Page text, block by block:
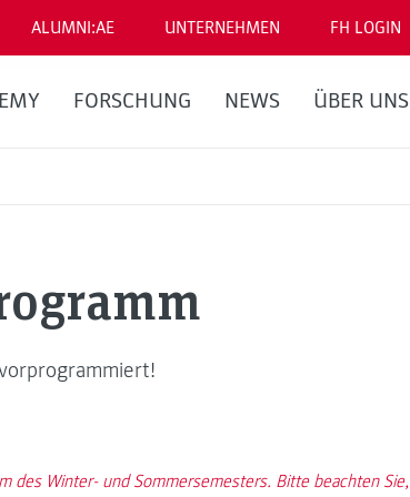
ALUMNI:AE UNTERNEHMEN FH LOGIN
FORSCHUNG NEWS ÜBER UNS
des Winter- und Sommersemesters. Bitte beachten Sie,